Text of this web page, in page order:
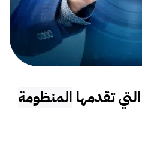
تقدمها المنظومة